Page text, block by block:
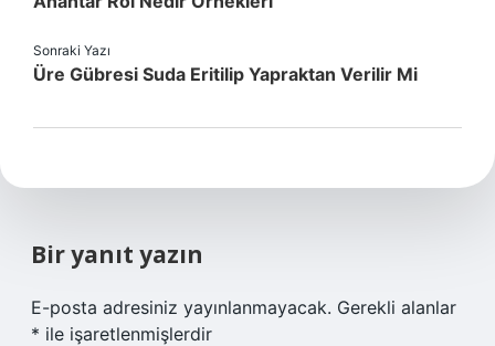
Sonraki Yazı
Üre Gübresi Suda Eritilip Yapraktan Verilir Mi
Bir yanıt yazın
E-posta adresiniz yayınlanmayacak. Gerekli alanlar
* ile işaretlenmişlerdir